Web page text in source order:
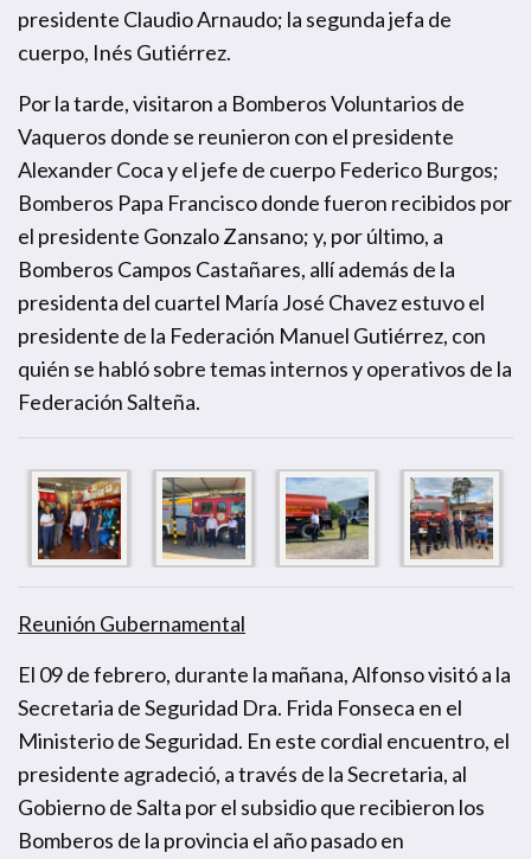
presidente Claudio Arnaudo; la segunda jefa de
cuerpo, Inés Gutiérrez.
Por la tarde, visitaron a Bomberos Voluntarios de
Vaqueros donde se reunieron con el presidente
Alexander Coca y el jefe de cuerpo Federico Burgos;
Bomberos Papa Francisco donde fueron recibidos por
el presidente Gonzalo Zansano; y, por último, a
Bomberos Campos Castañares, allí además de la
presidenta del cuartel María José Chavez estuvo el
presidente de la Federación Manuel Gutiérrez, con
quién se habló sobre temas internos y operativos de la
Federación Salteña.
Reunión Gubernamental
El 09 de febrero, durante la mañana, Alfonso visitó a la
Secretaria de Seguridad Dra. Frida Fonseca en el
Ministerio de Seguridad. En este cordial encuentro, el
presidente agradeció, a través de la Secretaria, al
Gobierno de Salta por el subsidio que recibieron los
Bomberos de la provincia el año pasado en